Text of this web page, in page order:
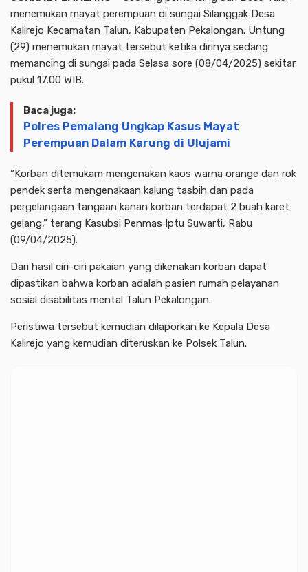
menemukan mayat perempuan di sungai Silanggak Desa
Kalirejo Kecamatan Talun, Kabupaten Pekalongan. Untung
(29) menemukan mayat tersebut ketika dirinya sedang
memancing di sungai pada Selasa sore (08/04/2025) sekitar
pukul 17.00 WIB.
Baca juga:
Polres Pemalang Ungkap Kasus Mayat
Perempuan Dalam Karung di Ulujami
“Korban ditemukam mengenakan kaos warna orange dan rok
pendek serta mengenakaan kalung tasbih dan pada
pergelangaan tangaan kanan korban terdapat 2 buah karet
gelang,” terang Kasubsi Penmas Iptu Suwarti, Rabu
(09/04/2025).
Dari hasil ciri-ciri pakaian yang dikenakan korban dapat
dipastikan bahwa korban adalah pasien rumah pelayanan
sosial disabilitas mental Talun Pekalongan.
Peristiwa tersebut kemudian dilaporkan ke Kepala Desa
Kalirejo yang kemudian diteruskan ke Polsek Talun.